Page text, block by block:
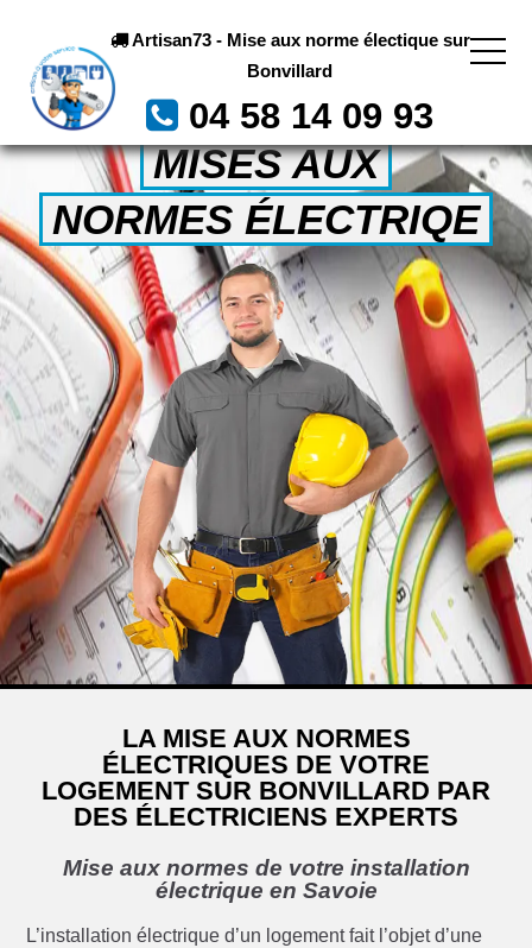
Artisan73 - Mise aux norme électique sur
Bonvillard
04 58 14 09 93
MISES AUX
NORMES ÉLECTRIQE
LA MISE AUX NORMES
ÉLECTRIQUES DE VOTRE
LOGEMENT SUR BONVILLARD PAR
DES ÉLECTRICIENS EXPERTS
Mise aux normes de votre installation
électrique en Savoie
L’installation électrique d’un logement fait l’objet d’une